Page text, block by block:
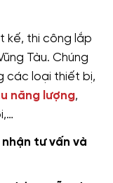
kế, thi công lắp
Tàu. Chúng
các loại thiết bị,
năng lượng,
tư vấn và